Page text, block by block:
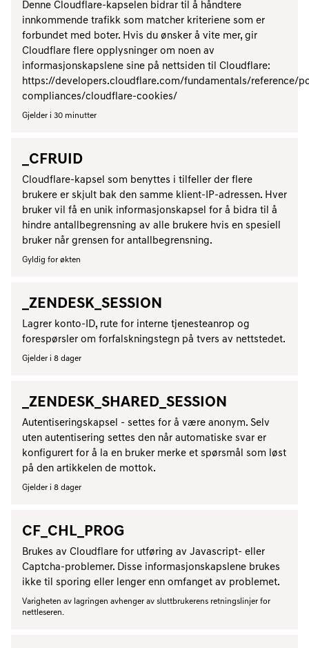
Denne Cloudflare-kapselen bidrar til å håndtere
innkommende trafikk som matcher kriteriene som er
forbundet med boter. Hvis du ønsker å vite mer, gir
Cloudflare flere opplysninger om noen av
informasjonskapslene sine på nettsiden til Cloudflare:
https://developers.cloudflare.com/fundamentals/reference/
compliances/cloudflare-cookies/
Gjelder i 30 minutter
_CFRUID
Cloudflare-kapsel som benyttes i tilfeller der flere
brukere er skjult bak den samme klient-IP-adressen. Hver
bruker vil få en unik informasjonskapsel for å bidra til å
hindre antallbegrensning av alle brukere hvis en spesiell
bruker når grensen for antallbegrensning.
Gyldig for økten
_ZENDESK_SESSION
Lagrer konto-ID, rute for interne tjenesteanrop og
forespørsler om forfalskningstegn på tvers av nettstedet.
Gjelder i 8 dager
_ZENDESK_SHARED_SESSION
Autentiseringskapsel - settes for å være anonym. Selv
uten autentisering settes den når automatiske svar er
konfigurert for å la en bruker merke et spørsmål som løst
på den artikkelen de mottok.
Gjelder i 8 dager
CF_CHL_PROG
Brukes av Cloudflare for utføring av Javascript- eller
Captcha-problemer. Disse informasjonskapslene brukes
ikke til sporing eller lenger enn omfanget av problemet.
Varigheten av lagringen avhenger av sluttbrukerens retningslinjer for
nettleseren.